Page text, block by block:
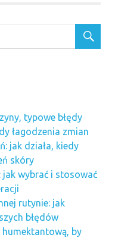
typowe błędy
łagodzenia zmian
jak działa, kiedy
skóry
jak wybrać i stosować
rutynie: jak
błędów
by